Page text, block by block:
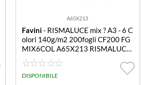
A65X213
Favini- RISMALUCE mix ? A3 - 6 C
olori 140g/m2 200fogli CF200 FG
MIX6COL A65X213 RISMALUCE
MIX A3 6COL. FORTI 140GR
DISPONIBILE